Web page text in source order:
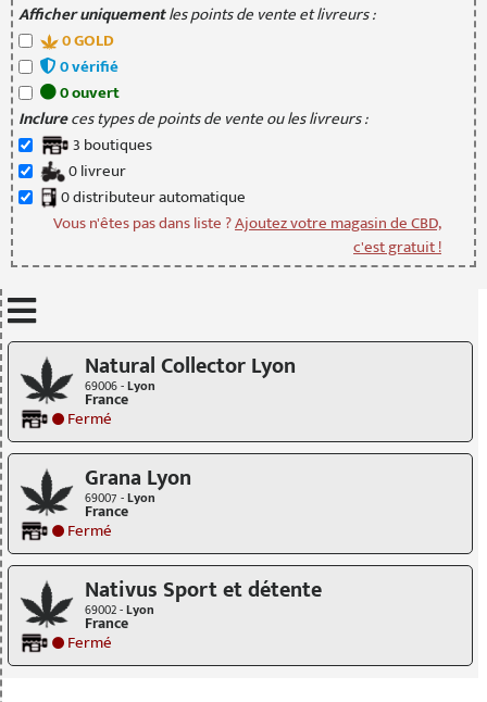
Afficher uniquementles points de vente et livreurs :
0GOLD
0vérifié
0ouvert
Inclureces types de points de vente ou les livreurs :
3 boutiques
0livreur
0distributeurautomatique
Vous n'êtes pas dans liste ?Ajoutez votre magasin de CBD,
c'est gratuit !
Natural Collector Lyon
69006 -Lyon
France
Fermé
Grana Lyon
69007 -Lyon
France
Fermé
Nativus Sport et détente
69002 -Lyon
France
Fermé